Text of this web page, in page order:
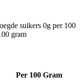
suikers 0g per 100
gram
Per 100 Gram